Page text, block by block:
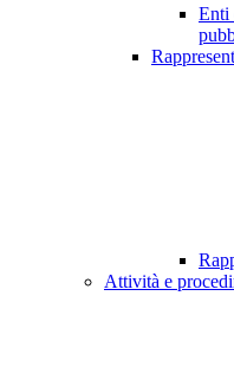
Enti
Attività e